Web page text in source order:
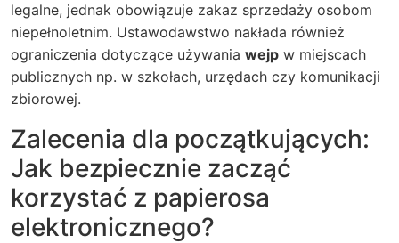
legalne, jednak obowiązuje zakaz sprzedaży osobom
niepełnoletnim. Ustawodawstwo nakłada również
ograniczenia dotyczące używania wejp w miejscach
publicznych np. w szkołach, urzędach czy komunikacji
zbiorowej.
Zalecenia dla początkujących:
Jak bezpiecznie zacząć
korzystać z papierosa
elektronicznego?